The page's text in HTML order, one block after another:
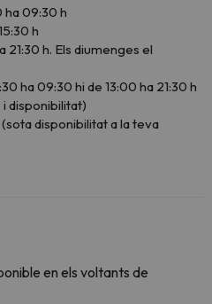
ha 09:30 h
h
21:30 h. Els diumenges el
ha 09:30 hi de 13:00 ha 21:30 h
disponibilitat)
disponibilitat a la teva
en els voltants de